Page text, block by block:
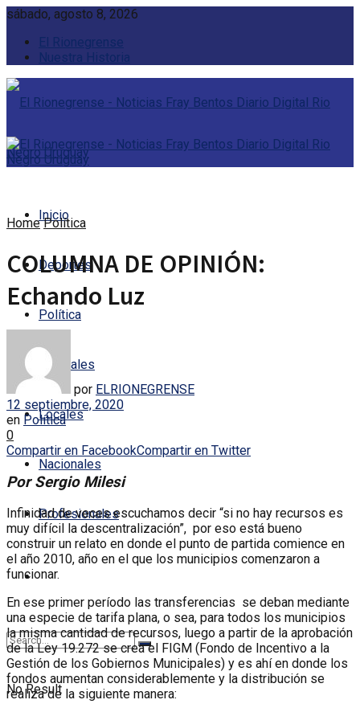
sábado, agosto 8, 2026
El Rionegrense
Nuestra Historia
Inicio
Deportes
Política
Policiales
Locales
Nacionales
Profesionales
No Result
Home Política
COLUMNA DE OPINIÓN:
Echando Luz
por ELRIONEGRENSE
12 septiembre, 2020
en Política
0
Compartir en FacebookCompartir en Twitter
Por Sergio Milesi
Infinidad de veces escuchamos decir “si no hay recursos es
muy difícil la descentralización”, por eso está bueno
construir un relato en donde el punto de partida comience en
el año 2010, año en el que los municipios comenzaron a
funcionar.
En ese primer período las transferencias se deban mediante
una especie de tarifa plana, o sea, para todos los municipios
la misma cantidad de recursos, luego a partir de la aprobación
de la Ley 19.272 se crea el FIGM (Fondo de Incentivo a la
Gestión de los Gobiernos Municipales) y es ahí en donde los
fondos aumentan considerablemente y la distribución se
realiza de la siguiente manera: